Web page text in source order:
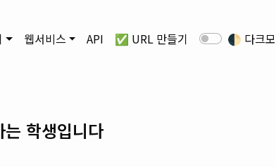
웹서비스 API ✅ URL 만들기 🌓 다크
학생입니다